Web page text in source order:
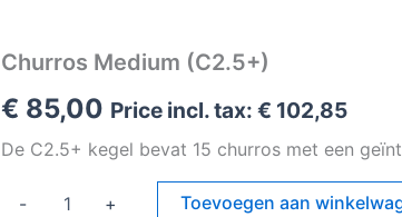
Churros Medium (C2.5+)
€ 85,00 Price incl. tax: € 102,85
De C2.5+ kegel bevat 15 churros met een
- + Toevoegen aan